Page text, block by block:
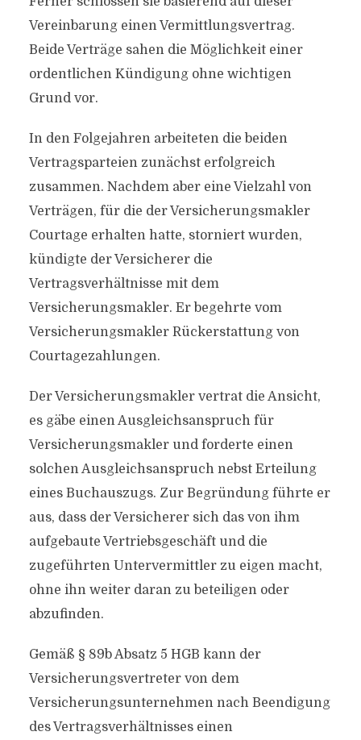
Vereinbarung einen Vermittlungsvertrag.
Beide Verträge sahen die Möglichkeit einer
ordentlichen Kündigung ohne wichtigen
Grund vor.
In den Folgejahren arbeiteten die beiden
Vertragsparteien zunächst erfolgreich
zusammen. Nachdem aber eine Vielzahl von
Verträgen, für die der Versicherungsmakler
Courtage erhalten hatte, storniert wurden,
kündigte der Versicherer die
Vertragsverhältnisse mit dem
Versicherungsmakler. Er begehrte vom
Versicherungsmakler Rückerstattung von
Courtagezahlungen.
Der Versicherungsmakler vertrat die Ansicht,
es gäbe einen Ausgleichsanspruch für
Versicherungsmakler und forderte einen
solchen Ausgleichsanspruch nebst Erteilung
eines Buchauszugs. Zur Begründung führte er
aus, dass der Versicherer sich das von ihm
aufgebaute Vertriebsgeschäft und die
zugeführten Untervermittler zu eigen macht,
ohne ihn weiter daran zu beteiligen oder
abzufinden.
Gemäß § 89b Absatz 5 HGB kann der
Versicherungsvertreter von dem
Versicherungsunternehmen nach Beendigung
des Vertragsverhältnisses einen